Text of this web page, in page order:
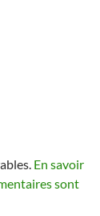
En savoir
sont